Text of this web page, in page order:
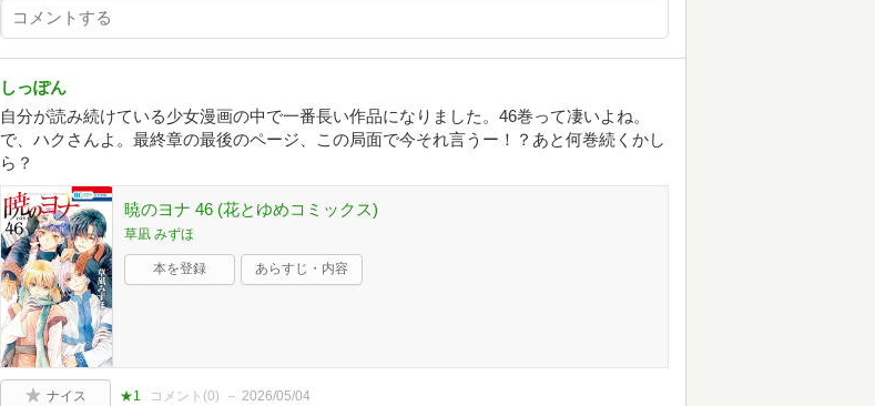
しっぽん
自分が読み続けている少女漫画の中で一番長い作品になりました。46巻って凄いよね。
で、ハクさんよ。最終章の最後のページ、この局面で今それ言うー！？あと何巻続くかし
ら？
暁のヨナ 46 (花とゆめコミックス)
草凪 みずほ
本を登録 あらすじ・内容
ナイス ★1 コメント(0) 2026/05/04